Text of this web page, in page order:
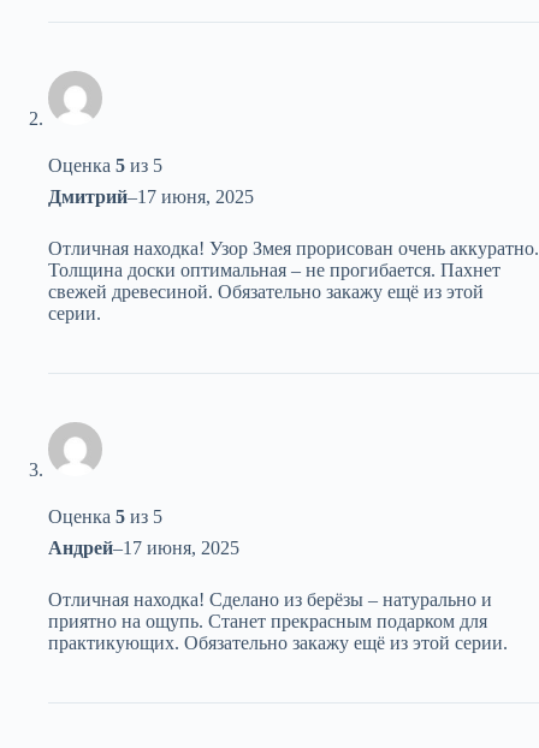
Оценка 5 из 5
Дмитрий–17 июня, 2025
Отличная находка! Узор Змея прорисован очень аккуратно.
Толщина доски оптимальная – не прогибается. Пахнет
свежей древесиной. Обязательно закажу ещё из этой
серии.
Оценка 5 из 5
Андрей–17 июня, 2025
Отличная находка! Сделано из берёзы – натурально и
приятно на ощупь. Станет прекрасным подарком для
практикующих. Обязательно закажу ещё из этой серии.